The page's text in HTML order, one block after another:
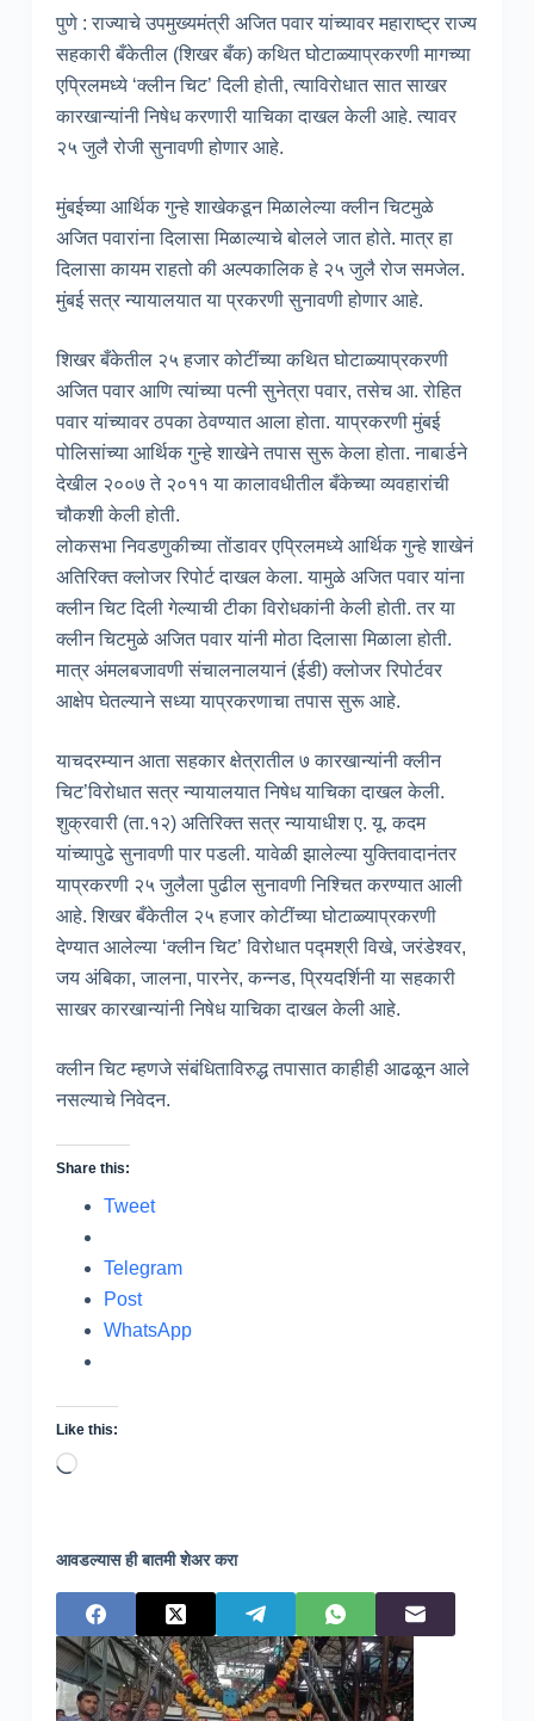
पुणे : राज्याचे उपमुख्यमंत्री अजित पवार यांच्यावर महाराष्ट्र राज्य
सहकारी बँकेतील (शिखर बँक) कथित घोटाळ्याप्रकरणी मागच्या
एप्रिलमध्ये ‘क्लीन चिट’ दिली होती, त्याविरोधात सात साखर
कारखान्यांनी निषेध करणारी याचिका दाखल केली आहे. त्यावर
२५ जुलै रोजी सुनावणी होणार आहे.
मुंबईच्या आर्थिक गुन्हे शाखेकडून मिळालेल्या क्लीन चिटमुळे
अजित पवारांना दिलासा मिळाल्याचे बोलले जात होते. मात्र हा
दिलासा कायम राहतो की अल्पकालिक हे २५ जुलै रोज समजेल.
मुंबई सत्र न्यायालयात या प्रकरणी सुनावणी होणार आहे.
शिखर बँकेतील २५ हजार कोटींच्या कथित घोटाळ्याप्रकरणी
अजित पवार आणि त्यांच्या पत्नी सुनेत्रा पवार, तसेच आ. रोहित
पवार यांच्यावर ठपका ठेवण्यात आला होता. याप्रकरणी मुंबई
पोलिसांच्या आर्थिक गुन्हे शाखेने तपास सुरू केला होता. नाबार्डने
देखील २००७ ते २०११ या कालावधीतील बँकेच्या व्यवहारांची
चौकशी केली होती.
लोकसभा निवडणुकीच्या तोंडावर एप्रिलमध्ये आर्थिक गुन्हे शाखेनं
अतिरिक्त क्लोजर रिपोर्ट दाखल केला. यामुळे अजित पवार यांना
क्लीन चिट दिली गेल्याची टीका विरोधकांनी केली होती. तर या
क्लीन चिटमुळे अजित पवार यांनी मोठा दिलासा मिळाला होती.
मात्र अंमलबजावणी संचालनालयानं (ईडी) क्लोजर रिपोर्टवर
आक्षेप घेतल्याने सध्या याप्रकरणाचा तपास सुरू आहे.
याचदरम्यान आता सहकार क्षेत्रातील ७ कारखान्यांनी क्लीन
चिट’विरोधात सत्र न्यायालयात निषेध याचिका दाखल केली.
शुक्रवारी (ता.१२) अतिरिक्त सत्र न्यायाधीश ए. यू. कदम
यांच्यापुढे सुनावणी पार पडली. यावेळी झालेल्या युक्तिवादानंतर
याप्रकरणी २५ जुलैला पुढील सुनावणी निश्चित करण्यात आली
आहे. शिखर बँकेतील २५ हजार कोटींच्या घोटाळ्याप्रकरणी
देण्यात आलेल्या ‘क्लीन चिट’ विरोधात पद्मश्री विखे, जरंडेश्वर,
जय अंबिका, जालना, पारनेर, कन्नड, प्रियदर्शिनी या सहकारी
साखर कारखान्यांनी निषेध याचिका दाखल केली आहे.
क्लीन चिट म्हणजे संबंधिताविरुद्ध तपासात काहीही आढळून आले
नसल्याचे निवेदन.
Share this:
Tweet
Telegram
Post
WhatsApp
Like this:
Loading…
आवडल्यास ही बातमी शेअर करा